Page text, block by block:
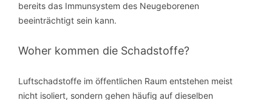
bereits das Immunsystem des Neugeborenen
beeinträchtigt sein kann.
Woher kommen die Schadstoffe?
Luftschadstoffe im öffentlichen Raum entstehen meist
nicht isoliert, sondern gehen häufig auf dieselben